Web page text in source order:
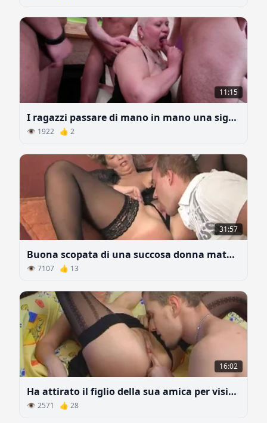
11:15
I ragazzi passare di mano in mano una signora matura e grassa
👁 1922 👍 2
31:57
Buona scopata di una succosa donna matura
👁 7107 👍 13
16:02
Ha attirato il figlio della sua amica per visitarlo
👁 2571 👍 28